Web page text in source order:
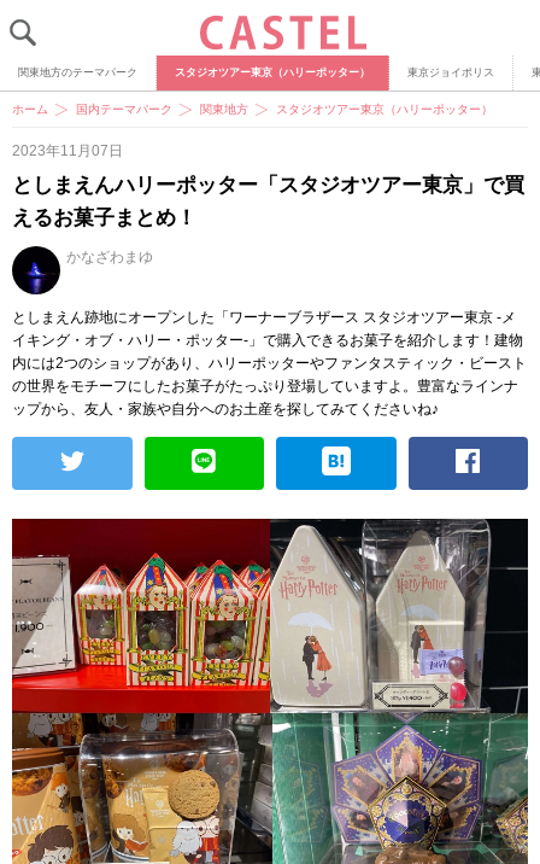
関東地方のテーマパーク スタジオツアー東京（ハリーポッター） 東京ジョイポリス
ホーム 国内テーマパーク 関東地方 スタジオツアー東京（ハリーポッター）
2023年11月07日
としまえんハリーポッター「スタジオツアー東京」で買
えるお菓子まとめ！
かなざわまゆ
としまえん跡地にオープンした「ワーナーブラザース スタジオツアー東京 -メ
イキング・オブ・ハリー・ポッター-」で購入できるお菓子を紹介します！建物
内には2つのショップがあり、ハリーポッターやファンタスティック・ビースト
の世界をモチーフにしたお菓子がたっぷり登場していますよ。豊富なラインナ
ップから、友人・家族や自分へのお土産を探してみてくださいね♪